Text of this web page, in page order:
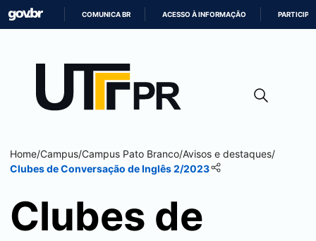
CONTEÚDO
COMUNICA BR ACESSO À INFORMAÇÃO PARTICIPE
Home/Campus/Campus Pato Branco/Avisos e destaques/
Clubes de Conversação de Inglês 2/2023
Clubes de